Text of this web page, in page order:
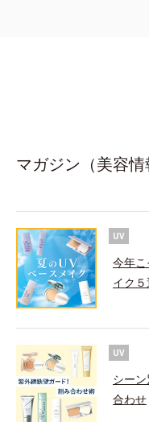
マガジン（美容情
UV
今年
イク５
UV
シー
合わせ